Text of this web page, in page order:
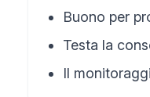
Buono per
Testa la
Il